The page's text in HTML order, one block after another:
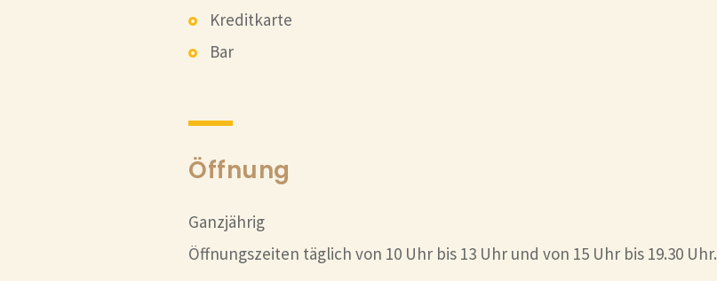
Kreditkarte
Bar
Öffnung
Ganzjährig
Öffnungszeiten täglich von 10 Uhr bis 13 Uhr und von 15 Uhr bis 19.30 Uhr.